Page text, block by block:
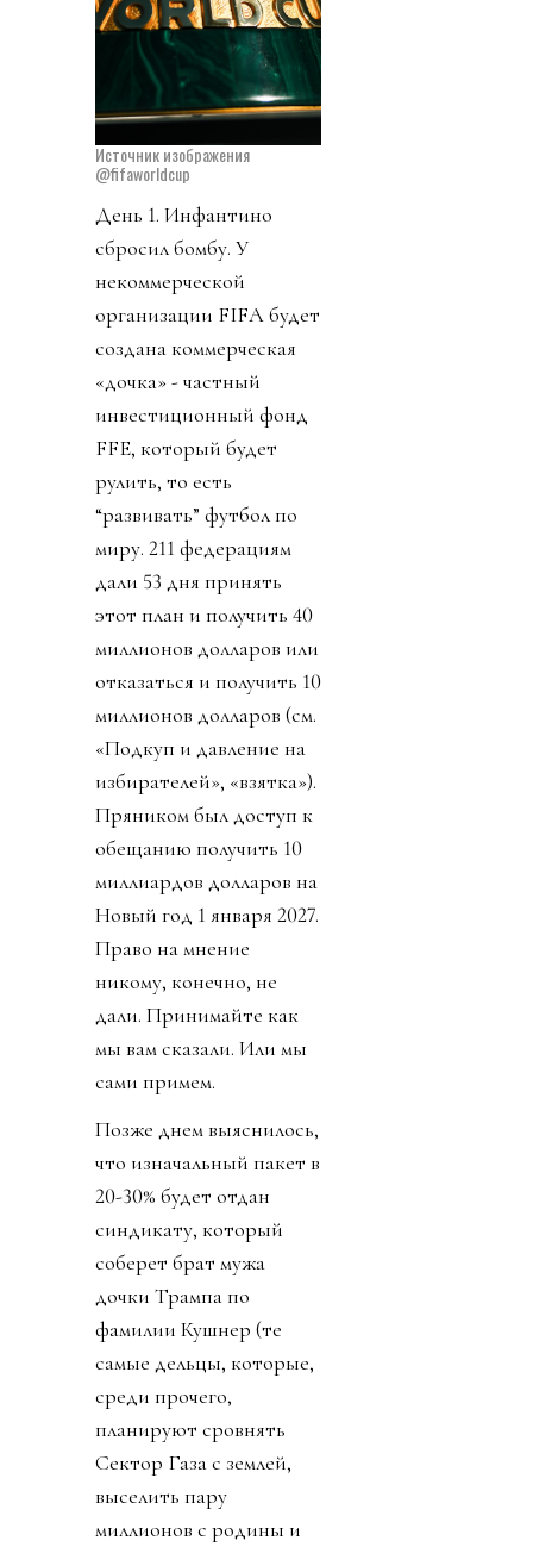
Источник изображения
@fifaworldcup
День 1. Инфантино
сбросил бомбу. У
некоммерческой
организации FIFA будет
создана коммерческая
«дочка» - частный
инвестиционный фонд
FFE, который будет
рулить, то есть
“развивать” футбол по
миру. 211 федерациям
дали 53 дня принять
этот план и получить 40
миллионов долларов или
отказаться и получить 10
миллионов долларов (см.
«Подкуп и давление на
избирателей», «взятка»).
Пряником был доступ к
обещанию получить 10
миллиардов долларов на
Новый год 1 января 2027.
Право на мнение
никому, конечно, не
дали. Принимайте как
мы вам сказали. Или мы
сами примем.
Позже днем выяснилось,
что изначальный пакет в
20-30% будет отдан
синдикату, который
соберет брат мужа
дочки Трампа по
фамилии Кушнер (те
самые дельцы, которые,
среди прочего,
планируют сровнять
Сектор Газа с землей,
выселить пару
миллионов с родины и